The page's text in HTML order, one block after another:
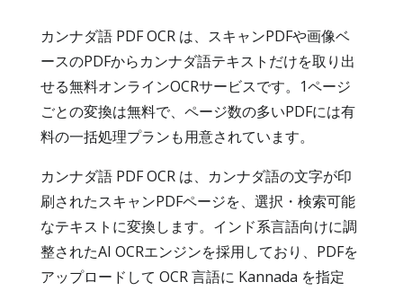
カンナダ語 PDF OCR は、スキャンPDFや画像ベ
ースのPDFからカンナダ語テキストだけを取り出
せる無料オンラインOCRサービスです。1ページ
ごとの変換は無料で、ページ数の多いPDFには有
料の一括処理プランも用意されています。
カンナダ語 PDF OCR は、カンナダ語の文字が印
刷されたスキャンPDFページを、選択・検索可能
なテキストに変換します。インド系言語向けに調
整されたAI OCRエンジンを採用しており、PDFを
アップロードして OCR 言語に Kannada を指定